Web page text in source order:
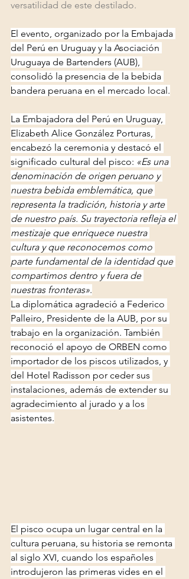
versatilidad de este destilado.
El evento, organizado por la Embajada
del Perú en Uruguay y la Asociación
Uruguaya de Bartenders (AUB),
consolidó la presencia de la bebida
bandera peruana en el mercado local.
La Embajadora del Perú en Uruguay,
Elizabeth Alice González Porturas,
encabezó la ceremonia y destacó el
significado cultural del pisco: «Es una
denominación de origen peruano y
nuestra bebida emblemática, que
representa la tradición, historia y arte
de nuestro país. Su trayectoria refleja el
mestizaje que enriquece nuestra
cultura y que reconocemos como
parte fundamental de la identidad que
compartimos dentro y fuera de
nuestras fronteras».
La diplomática agradeció a Federico
Palleiro, Presidente de la AUB, por su
trabajo en la organización. También
reconoció el apoyo de ORBEN como
importador de los piscos utilizados, y
del Hotel Radisson por ceder sus
instalaciones, además de extender su
agradecimiento al jurado y a los
asistentes.
El pisco ocupa un lugar central en la
cultura peruana, su historia se remonta
al siglo XVI, cuando los españoles
introdujeron las primeras vides en el